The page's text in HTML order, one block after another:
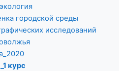
городской среды
исследований
курс